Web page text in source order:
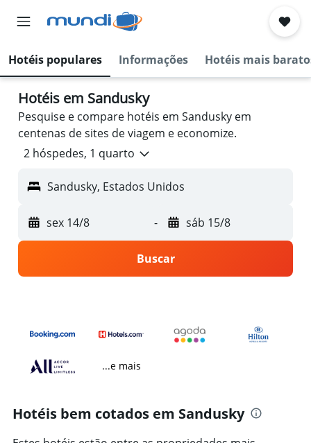
Hotéis populares Informações Hotéis mais
Hotéis em Sandusky
Pesquise e compare hotéis em Sandusky em
centenas de sites de viagem e economize.
2 hóspedes, 1 quarto
Sandusky, Estados Unidos
sex 14/8 - sáb 15/8
Buscar
...e mais
Hotéis bem cotados em Sandusky